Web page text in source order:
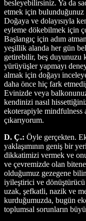
besleyebilirsiniz. Ya da
etmek için
Doğaya ve dolayısıyla
eyleme dökebilmek için
Başlangıç için adım
yeşillik alanda her gün
getirebilir, beş duyunuzu
yürüyüşler yapmayı
almak için doğayı
daha önce hiç fark
Evinizde veya
kendinizi nasıl
ekoterapiyle mindfulness
çıkarıyorum.
D. Ç.: Öyle gerçekten.
yaklaşımının geniş bir
dikkatimizi vermek ve
ve çevremizde olan bitene
olduğumuz gezegene
iyileştirici ve dönüştürücü
uzak, şefkatli, nazik ve
kurduğumuzda, bugün
toplumsal sorunların